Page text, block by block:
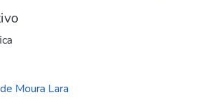
Moura Lara